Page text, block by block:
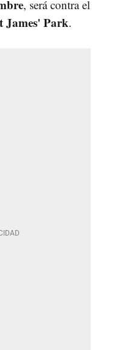
, será contra el
James' Park.